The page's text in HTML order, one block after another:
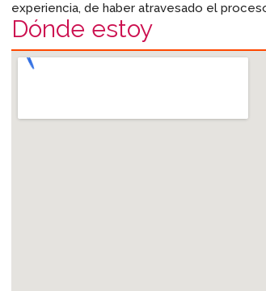
experiencia, de haber atravesado el
Dónde estoy